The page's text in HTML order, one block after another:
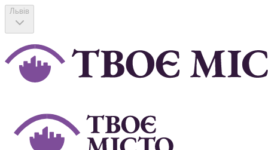
Львів